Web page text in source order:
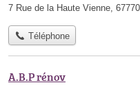
7 Rue de la Haute Vienne,
Téléphone
A.B.P rénov